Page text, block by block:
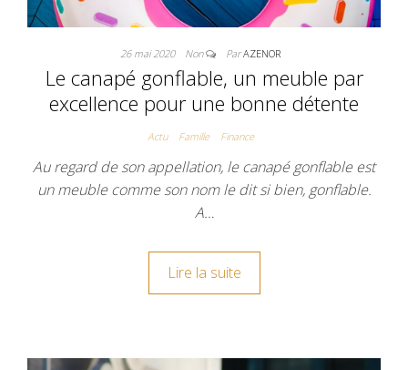
26 mai 2020 Non ParAZENOR
Le canapé gonflable, un meuble par
excellence pour une bonne détente
Actu Famille Finance
Au regard de son appellation, le canapé gonflable est
un meuble comme son nom le dit si bien, gonflable.
A…
Lire la suite